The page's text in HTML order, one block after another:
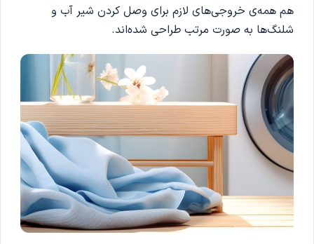
هم همه‌ی خروجی‌های لازم برای وصل کردن شیر آب و
شلنگ‌ها به صورت مرتب طراحی شده‌اند.